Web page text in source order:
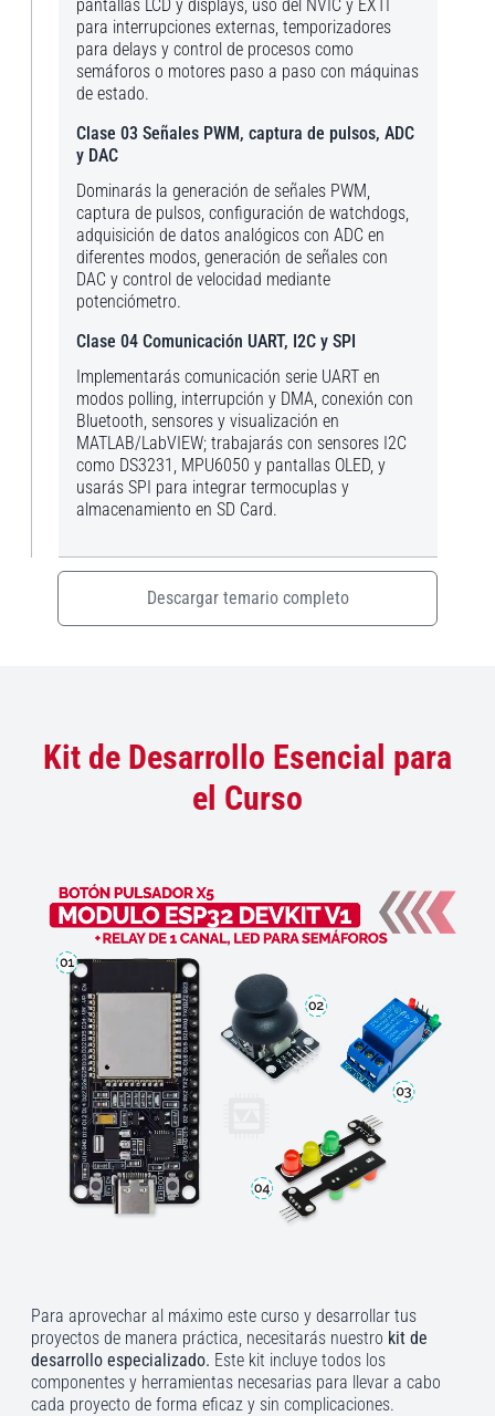
pantallas LCD y displays, uso del NVIC y EXTI
para interrupciones externas, temporizadores
para delays y control de procesos como
semáforos o motores paso a paso con máquinas
de estado.
Clase 03 Señales PWM, captura de pulsos, ADC
y DAC
Dominarás la generación de señales PWM,
captura de pulsos, configuración de watchdogs,
adquisición de datos analógicos con ADC en
diferentes modos, generación de señales con
DAC y control de velocidad mediante
potenciómetro.
Clase 04 Comunicación UART, I2C y SPI
Implementarás comunicación serie UART en
modos polling, interrupción y DMA, conexión con
Bluetooth, sensores y visualización en
MATLAB/LabVIEW; trabajarás con sensores I2C
como DS3231, MPU6050 y pantallas OLED, y
usarás SPI para integrar termocuplas y
almacenamiento en SD Card.
Descargar temario completo
Kit de Desarrollo Esencial para
el Curso
Para aprovechar al máximo este curso y desarrollar tus
proyectos de manera práctica, necesitarás nuestro kit de
desarrollo especializado. Este kit incluye todos los
componentes y herramientas necesarias para llevar a cabo
cada proyecto de forma eficaz y sin complicaciones.